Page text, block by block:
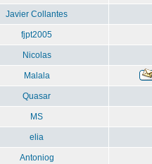
Javier Collantes
fjpt2005
Nicolas
Malala
Quasar
MS
elia
Antoniog